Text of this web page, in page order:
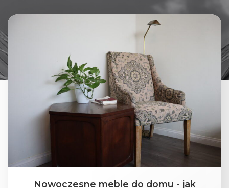
Nowoczesne meble do domu - jak